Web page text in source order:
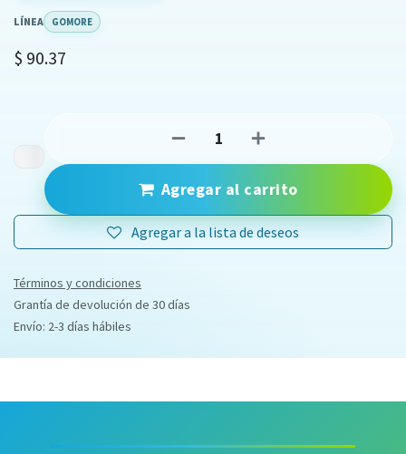
LÍNEA GOMORE
$ 90.37
Agregar al carrito
Agregar a la lista de deseos
Términos y condiciones
Grantía de devolución de 30 días
Envío: 2-3 días hábiles